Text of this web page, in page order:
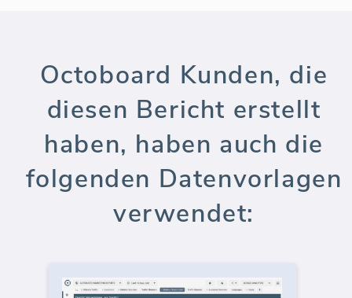
Octoboard Kunden, die
diesen Bericht erstellt
haben, haben auch die
folgenden Datenvorlagen
verwendet: